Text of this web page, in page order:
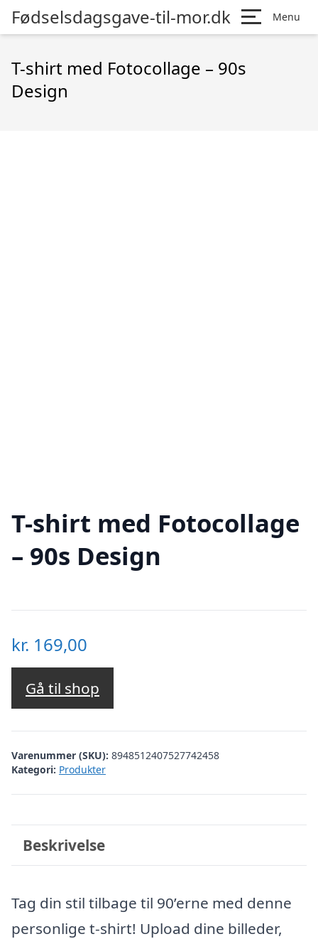
Fødselsdagsgave-til-mor.dk Menu
T-shirt med Fotocollage – 90s
Design
T-shirt med Fotocollage
– 90s Design
kr. 169,00
Gå til shop
Varenummer (SKU): 8948512407527742458
Kategori: Produkter
Beskrivelse
Tag din stil tilbage til 90’erne med denne
personlige t-shirt! Upload dine billeder,